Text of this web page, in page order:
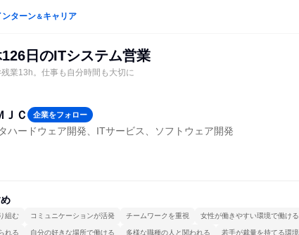
ンターン＆キャリア
日のITシステム営業
業13h。仕事も自分時間も大切に
ＪＣ 企業をフォロー
ハードウェア開発、ITサービス、ソフトウェア開発
組む コミュニケーションが活発 チームワークを重視 女性が働きやすい環境で働ける
れる 自分の好きな場所で働ける 多様な職種の人と関われる 若手が裁量を持てる環境